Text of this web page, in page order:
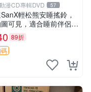
漫CD專輯DVD 57
輕松熊安睡搖鈴，
可見，適合睡前伴侶，
安撫好物 0325 懸吊 電
89折